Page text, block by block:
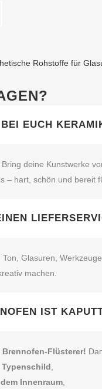
Rohstoffe für
EUCH
Bring deine Kunstwerke
– hart, schön und bereit
Ton, Glasuren,
machen.
IST
Typenschild,
Innenraum,